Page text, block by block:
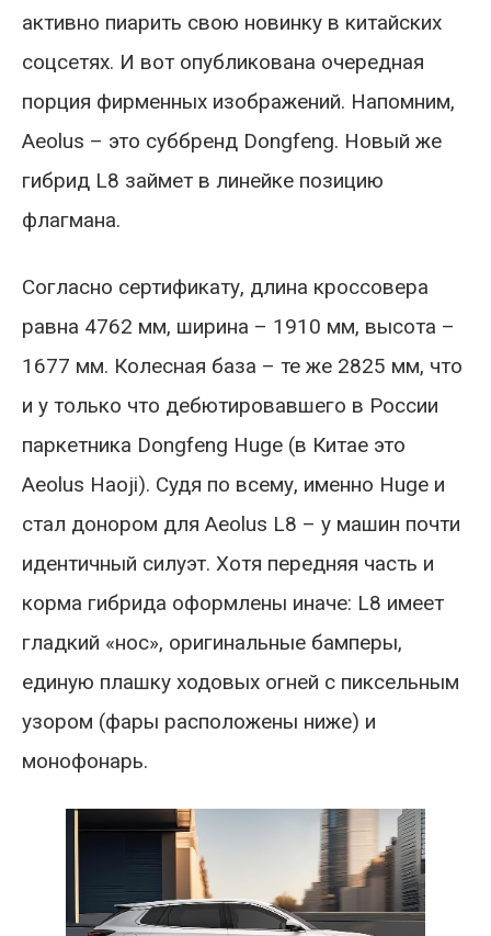
активно пиарить свою новинку в китайских
соцсетях. И вот опубликована очередная
порция фирменных изображений. Напомним,
Aeolus – это суббренд Dongfeng. Новый же
гибрид L8 займет в линейке позицию
флагмана.
Согласно сертификату, длина кроссовера
равна 4762 мм, ширина – 1910 мм, высота –
1677 мм. Колесная база – те же 2825 мм, что
и у только что дебютировавшего в России
паркетника Dongfeng Huge (в Китае это
Aeolus Haoji). Судя по всему, именно Huge и
стал донором для Aeolus L8 – у машин почти
идентичный силуэт. Хотя передняя часть и
корма гибрида оформлены иначе: L8 имеет
гладкий «нос», оригинальные бамперы,
единую плашку ходовых огней с пиксельным
узором (фары расположены ниже) и
монофонарь.